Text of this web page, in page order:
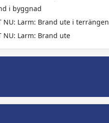
i byggnad
NU: Larm: Brand ute i terrängen
NU: Larm: Brand ute